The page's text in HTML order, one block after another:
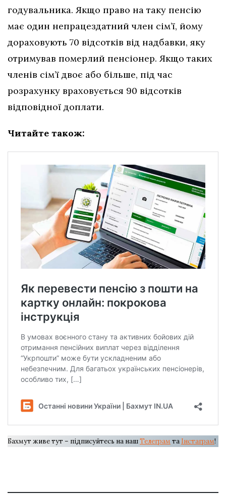
годувальника. Якщо право на таку пенсію
має один непрацездатний член сім’ї, йому
дораховують 70 відсотків від надбавки, яку
отримував померлий пенсіонер. Якщо таких
членів сім’ї двоє або більше, під час
розрахунку враховується 90 відсотків
відповідної доплати.
Читайте також:
Бахмут живе тут – підписуйтесь на нашТелеграм та Інстаграм!